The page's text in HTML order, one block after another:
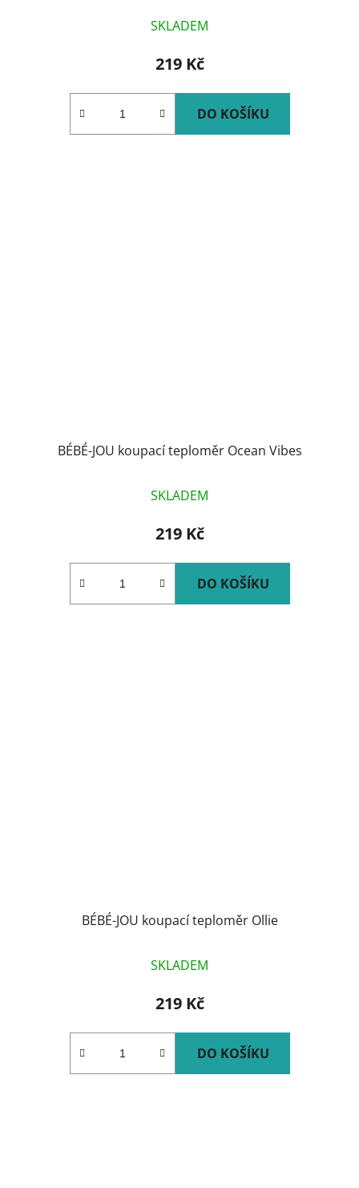
SKLADEM
219 Kč
DO KOŠÍKU
BÉBÉ-JOU koupací teploměr Ocean Vibes
SKLADEM
219 Kč
DO KOŠÍKU
BÉBÉ-JOU koupací teploměr Ollie
SKLADEM
219 Kč
DO KOŠÍKU